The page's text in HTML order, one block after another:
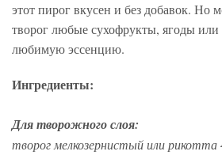
этот пирог вкусен и без добавок. Но
творог любые сухофрукты, ягоды
любимую эссенцию.
Ингредиенты:
Для творожного слоя:
творог мелкозернистый или рикотта